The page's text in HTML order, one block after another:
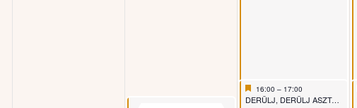
Featured
June 26, 2026
16:00 – 17:00
Featured
DERÜLJ, DERÜLJ ASZTALKÁM!